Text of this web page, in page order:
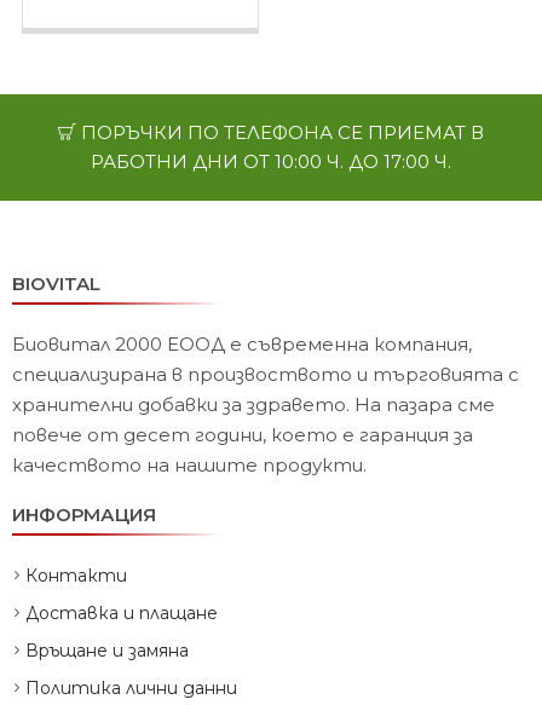
ПОРЪЧКИ ПО ТЕЛЕФОНА СЕ ПРИЕМАТ В
РАБОТНИ ДНИ ОТ 10:00 Ч. ДО 17:00 Ч.
BIOVITAL
Биовитал 2000 ЕООД е съвременна компания,
специализирана в произвоството и търговията с
хранителни добавки за здравето. На пазара сме
повече от десет години, което е гаранция за
качеството на нашите продукти.
ИНФОРМАЦИЯ
Контакти
Доставка и плащане
Връщане и замяна
Политика лични данни